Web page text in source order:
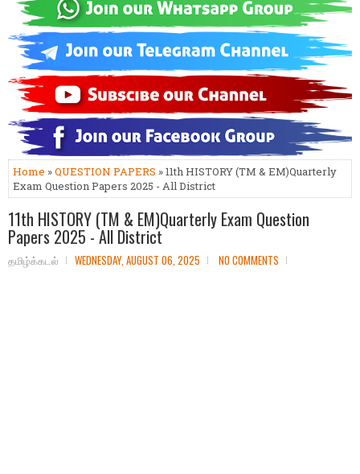
Home »QUESTION PAPERS » 11th HISTORY (TM & EM)Quarterly
Exam Question Papers 2025 - All District
11th HISTORY (TM & EM)Quarterly Exam Question
Papers 2025 - All District
தமிழ்க்கடல் WEDNESDAY, AUGUST 06, 2025 NO COMMENTS